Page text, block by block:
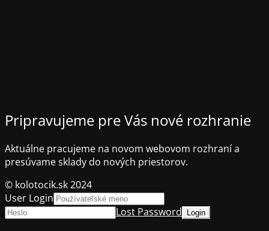
Pripravujeme pre Vás nové rozhranie
Aktuálne pracujeme na novom webovom rozhraní a
presúvame sklady do nových priestorov.
© kolotocik.sk 2024
User Login
Lost Password